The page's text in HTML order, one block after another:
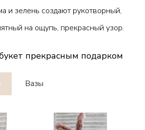
и зелень создают рукотворный,
на ощупь, прекрасный узор.
прекрасным подарком
Вазы